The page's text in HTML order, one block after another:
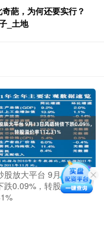
葩，为何还要实行？
_土地
股放大平台 9月13日风语
跌0.09%，转股溢价率